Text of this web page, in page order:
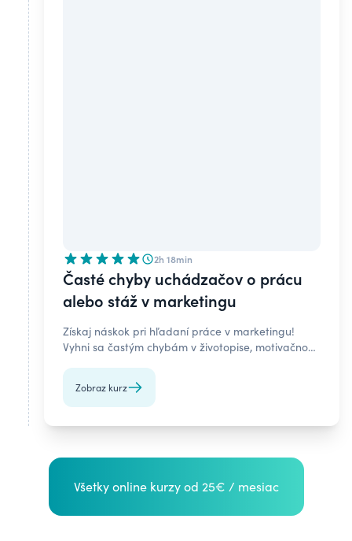
2h 18min
Časté chyby uchádzačov o prácu
alebo stáž v marketingu
Získaj náskok pri hľadaní práce v marketingu!
Vyhni sa častým chybám v životopise, motivačnom
lepší plat.
Zobraz kurz
Všetky online kurzy od 25€ / mesiac